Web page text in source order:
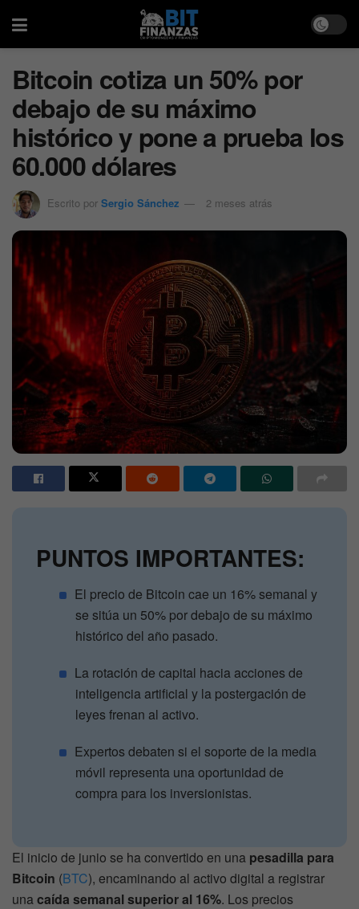
Bitcoin cotiza un 50% por
debajo de su máximo
histórico y pone a prueba los
60.000 dólares
Escrito por Sergio Sánchez 2 meses atrás
PUNTOS IMPORTANTES:
El precio de Bitcoin cae un 16% semanal y
se sitúa un 50% por debajo de su máximo
histórico del año pasado.
La rotación de capital hacia acciones de
inteligencia artificial y la postergación de
leyes frenan al activo.
Expertos debaten si el soporte de la media
móvil representa una oportunidad de
compra para los inversionistas.
El inicio de junio se ha convertido en una pesadilla para
Bitcoin (BTC), encaminando al activo digital a registrar
unacaída semanal superior al 16%. Los precios